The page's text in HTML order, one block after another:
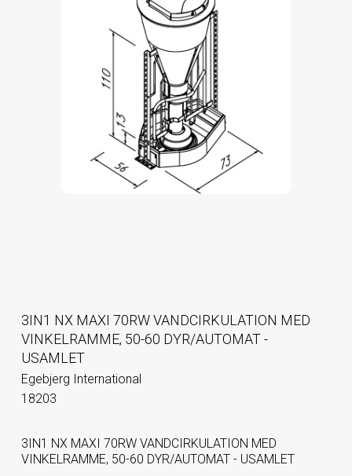
3IN1 NX MAXI 70RW VANDCIRKULATION MED
VINKELRAMME, 50-60 DYR/AUTOMAT -
USAMLET
Egebjerg International
18203
3IN1 NX MAXI 70RW VANDCIRKULATION MED
VINKELRAMME, 50-60 DYR/AUTOMAT - USAMLET